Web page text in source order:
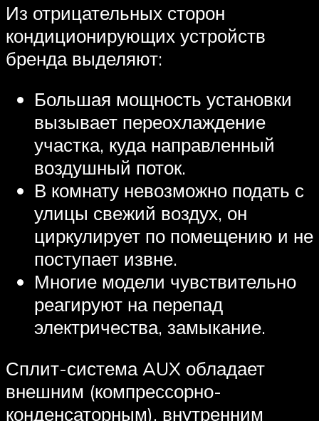
Из отрицательных сторон
кондиционирующих устройств
бренда выделяют:
Большая мощность установки
вызывает переохлаждение
участка, куда направленный
воздушный поток.
В комнату невозможно подать с
улицы свежий воздух, он
циркулирует по помещению и не
поступает извне.
Многие модели чувствительно
реагируют на перепад
электричества, замыкание.
Сплит-система AUX обладает
внешним (компрессорно-
конденсаторным), внутренним